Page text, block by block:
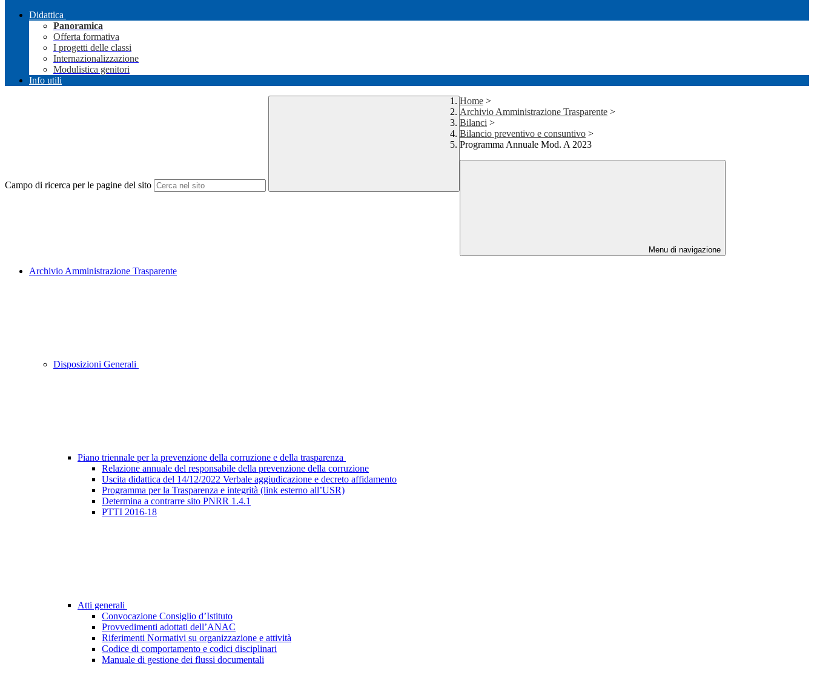
Didattica
Panoramica
Offerta formativa
I progetti delle classi
Internazionalizzazione
Modulistica genitori
Info utili
Campo di ricerca per le pagine del sito
Home >
Archivio Amministrazione Trasparente >
Bilanci >
Bilancio preventivo e consuntivo >
Programma Annuale Mod. A 2023
Menu di navigazione
Archivio Amministrazione Trasparente
Disposizioni Generali
Piano triennale per la prevenzione della corruzione e della trasparenza
Relazione annuale del responsabile della prevenzione della corruzione
Uscita didattica del 14/12/2022 Verbale aggiudicazione e decreto affidamento
Programma per la Trasparenza e integrità (link esterno all’USR)
Determina a contrarre sito PNRR 1.4.1
PTTI 2016-18
Atti generali
Convocazione Consiglio d’Istituto
Provvedimenti adottati dell’ANAC
Riferimenti Normativi su organizzazione e attività
Codice di comportamento e codici disciplinari
Manuale di gestione dei flussi documentali